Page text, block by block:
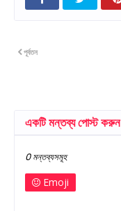
পূর্বতন
একটি মন্তব্য পোস্ট করুন
0 মন্তব্যসমূহ
Emoji